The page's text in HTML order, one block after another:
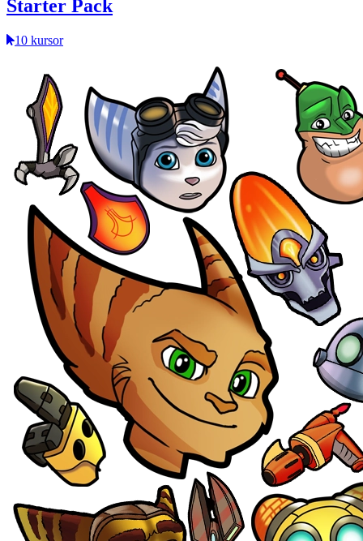
Starter Pack
10 kursor